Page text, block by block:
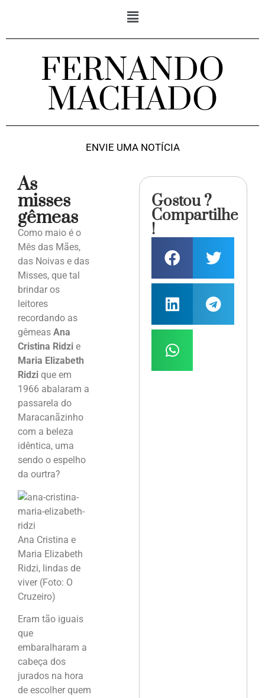
FERNANDO
MACHADO
ENVIE UMA NOTÍCIA
As
misses
gêmeas
Como maio é o
Mês das Mães,
das Noivas e das
Misses, que tal
brindar os
leitores
recordando as
gêmeas Ana
Cristina Ridzi e
Maria Elizabeth
Ridzi que em
1966 abalaram a
passarela do
Maracanãzinho
com a beleza
idêntica, uma
sendo o espelho
da ourtra?
Ana Cristina e
Maria Elizabeth
Ridzi, lindas de
viver (Foto: O
Cruzeiro)
Eram tão iguais
que
embaralharam a
cabeça dos
jurados na hora
de escolher quem
Gostou ?
Compartilhe
!